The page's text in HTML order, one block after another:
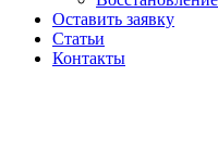
Оставить заявку
Статьи
Контакты